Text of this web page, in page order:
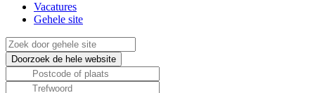
Vacatures
Gehele site